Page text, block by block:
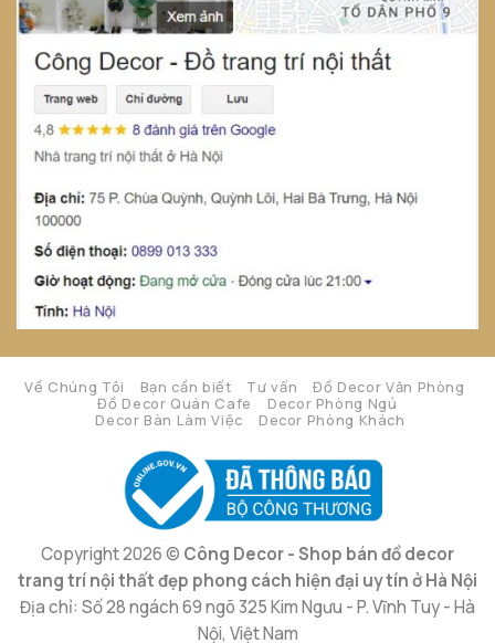
Về Chúng Tôi Bạn cần biết Tư vấn
Đồ Decor Văn Phòng
Đồ Decor Quán Cafe
Decor Phòng Ngủ
Decor Bàn Làm Việc
Decor Phòng Khách
Copyright 2026 © Công Decor - Shop bán đồ decor
trang trí nội thất đẹp phong cách hiện đại uy tín ở Hà Nội
Địa chỉ: Số 28 ngách 69 ngõ 325 Kim Ngưu - P. Vĩnh Tuy - Hà
Nội, Việt Nam